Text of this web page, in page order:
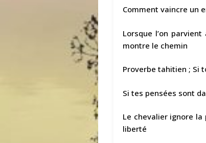
Comment vaincre un
Lorsque l’on
montre le chemin
Proverbe tahitien ; Si
Si tes pensées sont
Le chevalier ignore
liberté